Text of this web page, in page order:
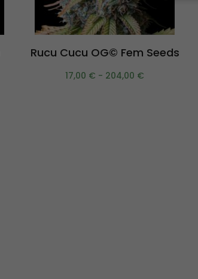
Scegli
Rucu Cucu OG© Fem Seeds
17,00 € - 204,00 €